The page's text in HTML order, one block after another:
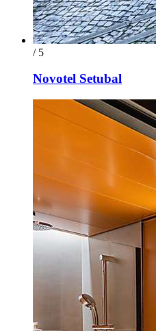
/ 5
Novotel Setubal